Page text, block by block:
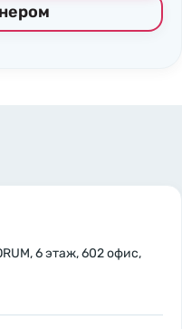
6 этаж, 602 офис,